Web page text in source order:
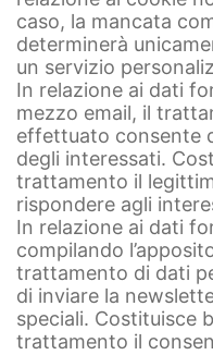
caso, la mancata
determinerà
un servizio
In relazione ai dati
mezzo email, il
effettuato consente
degli interessati.
trattamento il
rispondere agli
In relazione ai dati
compilando
trattamento di dati
di inviare la
speciali. Costituisce
trattamento il